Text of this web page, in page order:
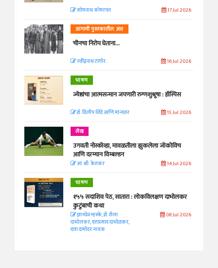
सोमनाथ कोमरपंत 17 Jul 2026
आगामी पुस्तकातील अंश
चीनचा निरोप घेताना...
रवींद्रनाथ टागोर. 16 Jul 2026
भाषण
ज्येष्ठांचा आत्मसन्मान जपणारी रुग्णशुश्रूषा : हॉस्पिस
डॉ. दिलीप शिंदे आणि मान्यवर 15 Jul 2026
लेख
उगवती नोस्कोव्हा, मावळतीला झुकलेला जोकोविच
आणि दरम्यान विम्बल्डन
आ. श्री. केतकर 14 Jul 2026
भाषण
१५५ सदाशिव पेठ, सातारा : लोकविलक्षण दाभोलकर
कुटुंबाची कथा
ज्ञानदेव म्हस्के, डॉ. शैला
दाभोलकर, दत्तप्रसाद दाभोळकर,
दत्ता दामोदर नायक
08 Jul 2026